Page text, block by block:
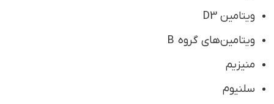
ویتامین D3
ویتامین‌های گروه B
منیزیم
سلنیوم